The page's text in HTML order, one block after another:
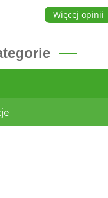
Więcej opinii